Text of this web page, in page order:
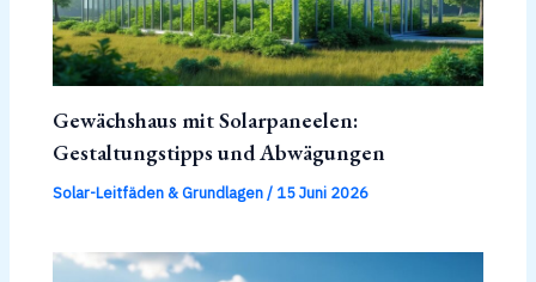
Gewächshaus mit Solarpaneelen:
Gestaltungstipps und Abwägungen
Solar-Leitfäden & Grundlagen/ 15 Juni 2026